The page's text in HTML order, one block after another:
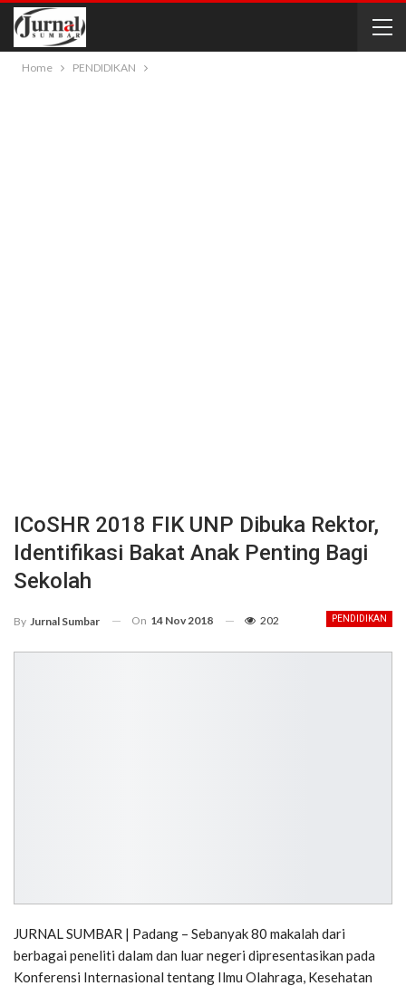
Home PENDIDIKAN
ICoSHR 2018 FIK UNP Dibuka Rektor,
Identifikasi Bakat Anak Penting Bagi
Sekolah
PENDIDIKAN
By Jurnal Sumbar On 14 Nov 2018 202
JURNAL SUMBAR | Padang – Sebanyak 80 makalah dari
berbagai peneliti dalam dan luar negeri dipresentasikan pada
Konferensi Internasional tentang Ilmu Olahraga, Kesehatan